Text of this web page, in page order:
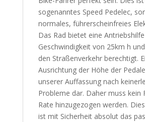
sogenanntes Speed Pedelec,
normales, führerscheinfreies
Das Rad bietet eine
Geschwindigkeit von 25km h
den Straßenverkehr berechtigt.
Ausrichtung der Höhe der
unserer Auffassung nach
Probleme dar. Daher muss kein
Rate hinzugezogen werden.
ist mit Sicherheit absolut das